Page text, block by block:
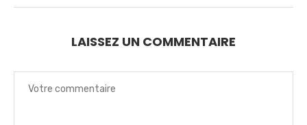
LAISSEZ UN COMMENTAIRE